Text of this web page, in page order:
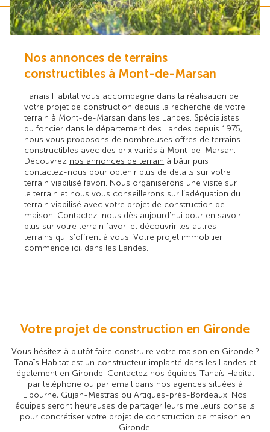
Nos annonces de terrains
constructibles à Mont-de-Marsan
Tanaïs Habitat vous accompagne dans la réalisation de
votre projet de construction depuis la recherche de votre
terrain à Mont-de-Marsan dans les Landes. Spécialistes
du foncier dans le département des Landes depuis 1975,
nous vous proposons de nombreuses offres de terrains
constructibles avec des prix variés à Mont-de-Marsan.
Découvrez nos annonces de terrain à bâtir puis
contactez-nous pour obtenir plus de détails sur votre
terrain viabilisé favori. Nous organiserons une visite sur
le terrain et nous vous conseillerons sur l’adéquation du
terrain viabilisé avec votre projet de construction de
maison. Contactez-nous dès aujourd'hui pour en savoir
plus sur votre terrain favori et découvrir les autres
terrains qui s'offrent à vous. Votre projet immobilier
commence ici, dans les Landes.
Votre projet de construction en Gironde
Vous hésitez à plutôt faire construire votre maison en Gironde ?
Tanaïs Habitat est un constructeur implanté dans les Landes et
également en Gironde. Contactez nos équipes Tanaïs Habitat
par téléphone ou par email dans nos agences situées à
Libourne, Gujan-Mestras ou Artigues-près-Bordeaux. Nos
équipes seront heureuses de partager leurs meilleurs conseils
pour concrétiser votre projet de construction de maison en
Gironde.